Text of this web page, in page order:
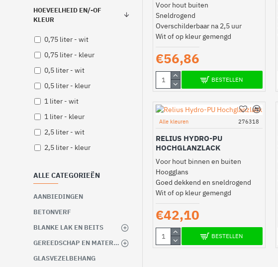
Hele jaar verwerkbaar
Hoge weervastheid
Huidvetresistent
Isolerend
Kras- en slijtvast
Krasvast
Niet vergelend
Optimaal glansbehoud
Reinigbaar
Sneldrogend
HOEVEELHEID EN/-OF
KLEUR
0,75 liter - wit
0,75 liter - kleur
0,5 liter - wit
0,5 liter - kleur
1 liter - wit
1 liter - kleur
2,5 liter - wit
2,5 liter - kleur
ALLE CATEGORIEËN
AANBIEDINGEN
BETONVERF
BLANKE LAK EN BEITS
GEREEDSCHAP EN MATERIALEN
GLASVEZELBEHANG
Voor hout buiten
Sneldrogend
Overschilderbaar na 2,5 uur
Wit of op kleur gemengd
€56,86
BESTELLEN
Alle kleuren 276318
RELIUS HYDRO-PU
HOCHGLANZLACK
Voor hout binnen en buiten
Hoogglans
Goed dekkend en sneldrogend
Wit of op kleur gemengd
€42,10
BESTELLEN